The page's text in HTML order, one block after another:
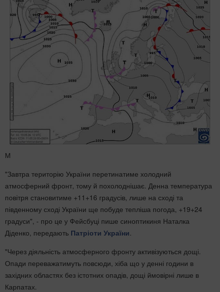
М
"Завтра територію України перетинатиме холодний
атмосферний фронт, тому й похолоднішає. Денна температура
повітря становитиме +11+16 градусів, лише на сході та
південному сході України ще побуде тепліша погода, +19+24
градуси", - про це у Фейсбуці пише синоптикиня Наталка
Діденко, передають Патріоти України
"Через діяльність атмосферного фронту активізуються дощі.
Опади переважатимуть повсюди, хіба що у денні години в
західних областях без істотних опадів, дощі ймовірні лише в
Карпатах.